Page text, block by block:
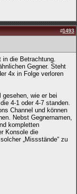
#1493
die Betrachtung.
Gegner. Steht
4x in Folge verloren
gesehen, wie er bei
4-1 oder 4-7 standen.
Channel und können
Nebst Gegnernamen,
kompletten
Konsole die
„Missstände“ zu